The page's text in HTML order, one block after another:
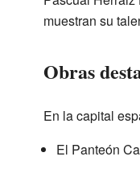
muestran su
Obras
En la capital
El Panteón